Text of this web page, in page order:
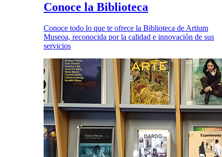
Conoce la Biblioteca
Conoce todo lo que te ofrece la Biblioteca de Artium
Museoa, reconocida por la calidad e innovación de sus
servicios